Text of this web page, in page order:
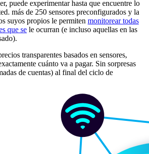
puede experimentar hasta que encuentre lo
más de 250 sensores preconfigurados y la
suyos propios le permiten monitorear todas
que se le ocurran (e incluso aquellas en las
transparentes basados en sensores,
cuánto va a pagar. Sin sorpresas
de cuentas) al final del ciclo de